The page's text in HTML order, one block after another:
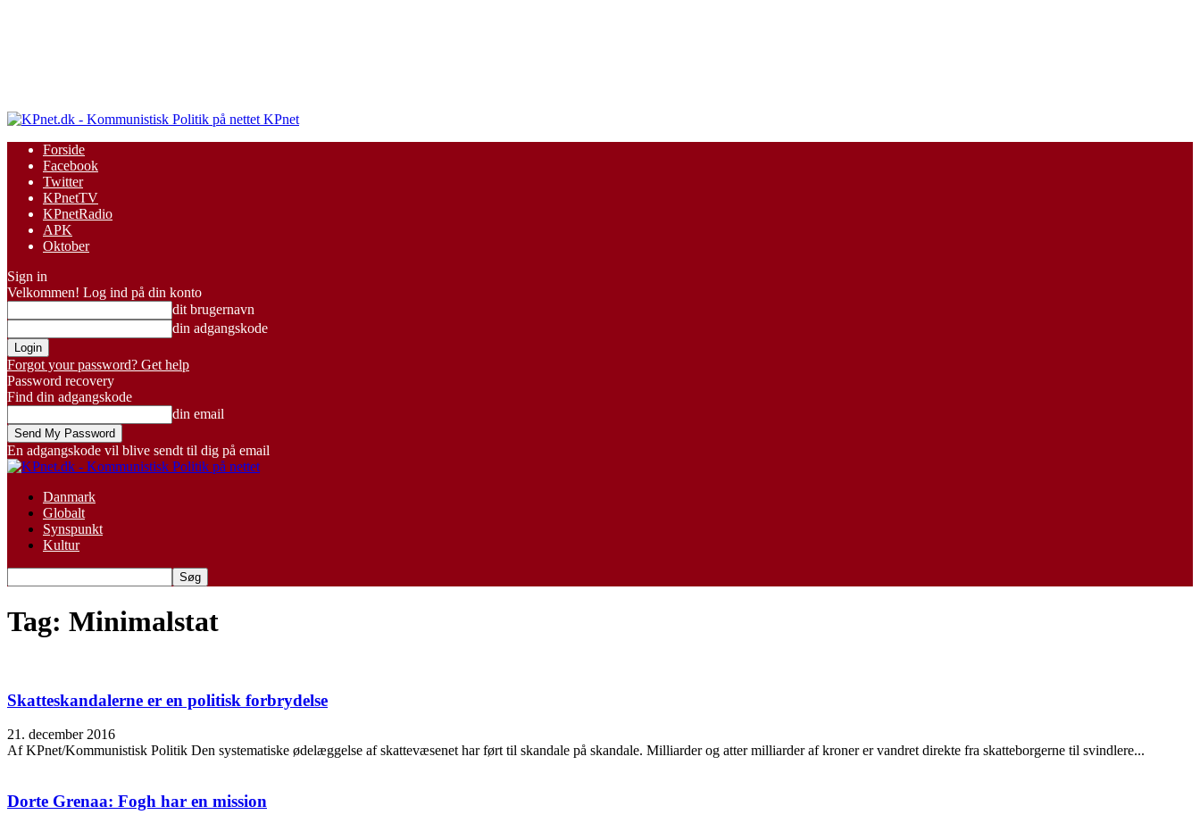
KPnet
Forside
Facebook
Twitter
KPnetTV
KPnetRadio
APK
Oktober
Sign in
Velkommen! Log ind på din konto
dit brugernavn
din adgangskode
Forgot your password? Get help
Password recovery
Find din adgangskode
din email
En adgangskode vil blive sendt til dig på email
Danmark
Globalt
Synspunkt
Kultur
Tag: Minimalstat
Skatteskandalerne er en politisk forbrydelse
21. december 2016
Af KPnet/Kommunistisk Politik Den systematiske ødelæggelse af skattevæsenet har ført til skandale på skandale. Milliarder og atter milliarder af kroner er vandret direkte fra skatteborgerne til svindlere...
Dorte Grenaa: Fogh har en mission